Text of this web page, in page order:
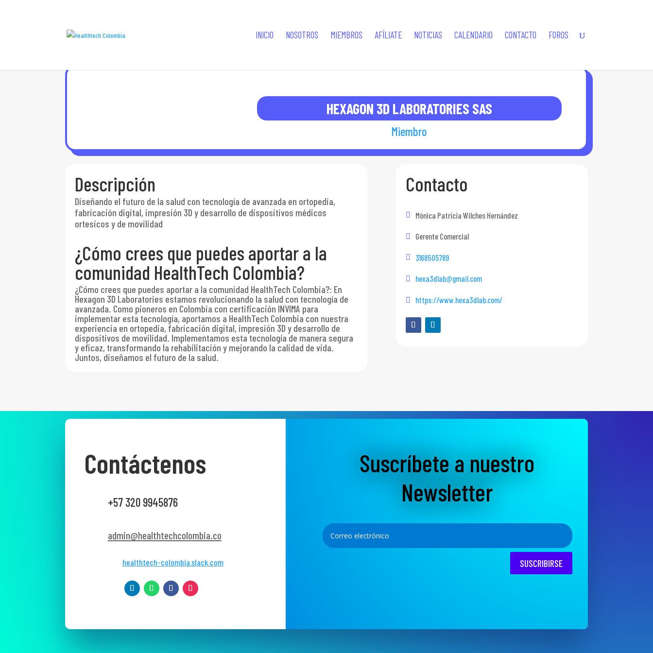
INICIO NOSOTROS MIEMBROS AFÍLIATE NOTICIAS CALENDARIO CONTACTO FOROS
HEXAGON 3D LABORATORIES SAS
Miembro
Descripción
Diseñando el futuro de la salud con tecnología de avanzada en ortopedia,
fabricación digital, impresión 3D y desarrollo de dispositivos médicos
ortesicos y de movilidad
¿Cómo crees que puedes aportar a la
comunidad HealthTech Colombia?
¿Cómo crees que puedes aportar a la comunidad HealthTech Colombia?: En
Hexagon 3D Laboratories estamos revolucionando la salud con tecnología de
avanzada. Como pioneros en Colombia con certificación INVIMA para
implementar esta tecnología, aportamos a HealthTech Colombia con nuestra
experiencia en ortopedia, fabricación digital, impresión 3D y desarrollo de
dispositivos de movilidad. Implementamos esta tecnología de manera segura
y eficaz, transformando la rehabilitación y mejorando la calidad de vida.
Juntos, diseñamos el futuro de la salud.
Contacto
Mónica Patricia Wilches Hernández
Gerente Comercial
3168505789
hexa3dlab@gmail.com
https://www.hexa3dlab.com/
Contáctenos
+57 320 9945876
admin@healthtechcolombia.co
healthtech-colombia.slack.com
Suscríbete a nuestro
Newsletter
SUSCRIBIRSE